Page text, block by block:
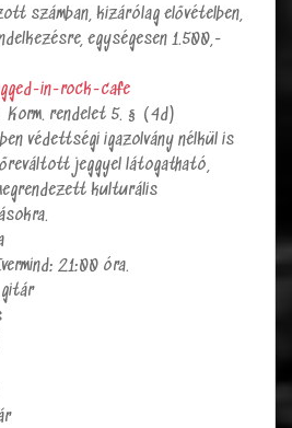
számban, kizárólag elővételben,
egységesen 1.500,-
in-rock-cafe
rendelet 5. § (4d)
védettségi igazolvány nélkül is
jeggyel látogatható,
kulturális
21:00 óra.